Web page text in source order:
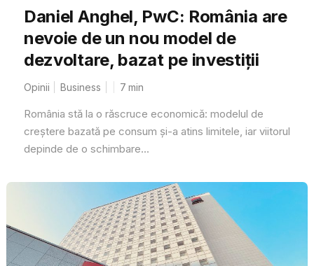
Daniel Anghel, PwC: România are
nevoie de un nou model de
dezvoltare, bazat pe investiții
Opinii Business 7 min
România stă la o răscruce economică: modelul de
creștere bazată pe consum și-a atins limitele, iar viitorul
depinde de o schimbare...